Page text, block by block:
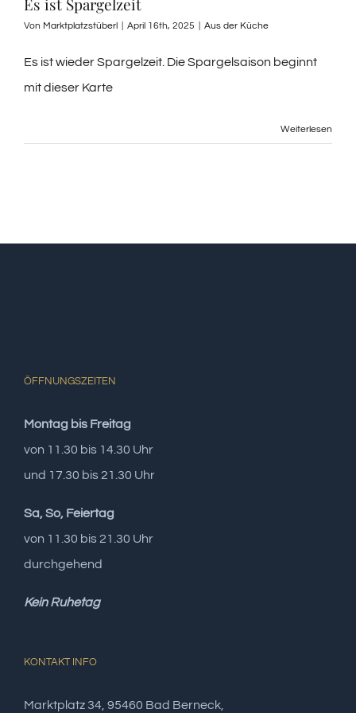
Es ist Spargelzeit
Von Marktplatzstüberl April 16th, 2025 Aus der Küche
Es ist wieder Spargelzeit. Die Spargelsaison beginnt
mit dieser Karte
Weiterlesen
ÖFFNUNGSZEITEN
Montag bis Freitag
von 11.30 bis 14.30 Uhr
und 17.30 bis 21.30 Uhr
Sa, So, Feiertag
von 11.30 bis 21.30 Uhr
durchgehend
Kein Ruhetag
KONTAKT INFO
Marktplatz 34, 95460 Bad Berneck,